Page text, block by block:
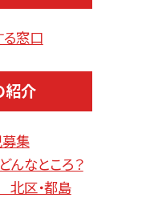
る窓口
紹介
集
んなところ？
北区・都島